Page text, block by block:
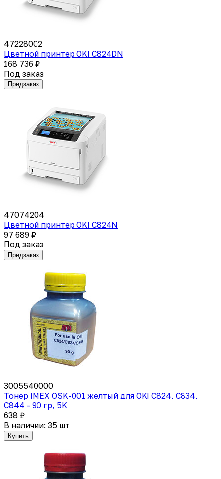
47228002
Цветной принтер OKI C824DN
168 736 ₽
Под заказ
Предзаказ
47074204
Цветной принтер OKI C824N
97 689 ₽
Под заказ
Предзаказ
3005540000
Тонер IMEX OSK-001 желтый для OKI C824, C834,
C844 - 90 гр, 5K
638 ₽
В наличии: 35 шт
Купить